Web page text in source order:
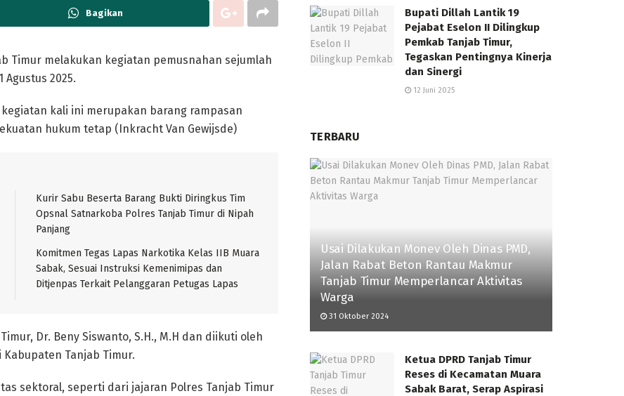
Bagikan
Timur melakukan kegiatan pemusnahan sejumlah
2025.
kali ini merupakan barang rampasan
hukum tetap (Inkracht Van Gewijsde)
Kurir Sabu Beserta Barang Bukti Diringkus Tim
Opsnal Satnarkoba Polres Tanjab Timur di Nipah
Panjang
Komitmen Tegas Lapas Narkotika Kelas IIB Muara
Sabak, Sesuai Instruksi Kemenimipas dan
Ditjenpas Terkait Pelanggaran Petugas Lapas
Dr. Beny Siswanto, S.H., M.H dan diikuti oleh
Tanjab Timur.
sektoral, seperti dari jajaran Polres Tanjab Timur
Bupati Dillah Lantik 19
Pejabat Eselon II Dilingkup
Pemkab Tanjab Timur,
Tegaskan Pentingnya Kinerja
dan Sinergi
12 Juni 2025
TERBARU
Usai Dilakukan Monev Oleh Dinas PMD,
Jalan Rabat Beton Rantau Makmur
Tanjab Timur Memperlancar Aktivitas
Warga
31 Oktober 2024
Ketua DPRD Tanjab Timur
Reses di Kecamatan Muara
Sabak Barat, Serap Aspirasi